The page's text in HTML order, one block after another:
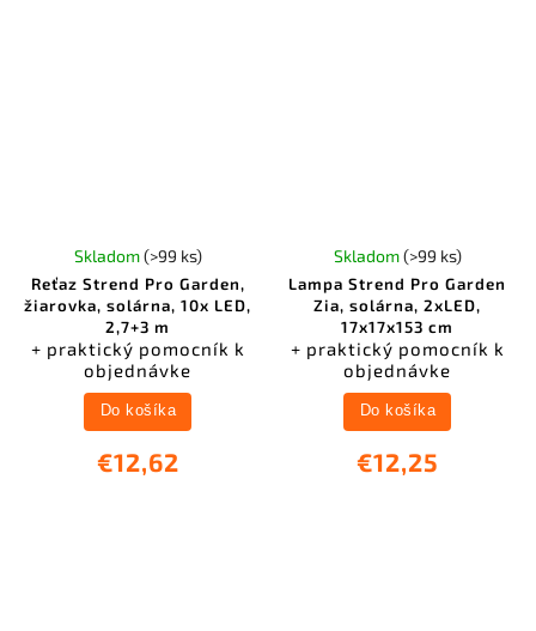
Reťaz Strend Pro Garden,
žiarovka, solárna, 10x LED,
2,7+3 m
+ praktický pomocník k
objednávke
Skladom(>99 ks)
€12,62
Do košíka
Lampa Strend Pro Garden
Zia, solárna, 2xLED,
17x17x153 cm
+ praktický pomocník k
objednávke
Skladom(>99 ks)
€12,25
Do košíka